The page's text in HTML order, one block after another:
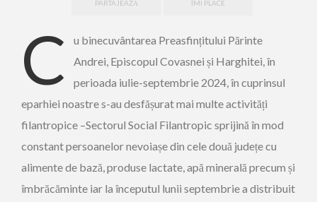
PARTAJEAZĂ ÎMI PLACE
C
u binecuvântarea Preasfințitului Părinte
Andrei, Episcopul Covasnei și Harghitei, în
perioada iulie-septembrie 2024, în cuprinsul
eparhiei noastre s-au desfășurat mai multe activități
filantropice –Sectorul Social Filantropic sprijină în mod
constant persoanelor nevoiașe din cele două județe cu
alimente de bază, produse lactate, apă minerală precum și
îmbrăcăminte iar la începutul lunii septembrie a distribuit